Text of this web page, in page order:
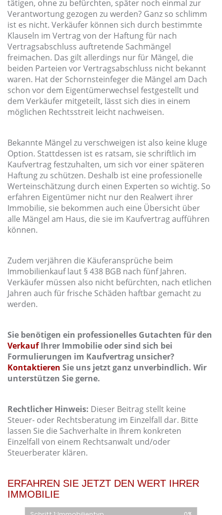
tätigen, ohne zu befürchten, später noch einmal zur
Verantwortung gezogen zu werden? Ganz so schlimm
ist es nicht. Verkäufer können sich durch bestimmte
Klauseln im Vertrag von der Haftung für nach
Vertragsabschluss auftretende Sachmängel
freimachen. Das gilt allerdings nur für Mängel, die
beiden Parteien vor Vertragsabschluss nicht bekannt
waren. Hat der Schornsteinfeger die Mängel am Dach
schon vor dem Eigentümerwechsel festgestellt und
dem Verkäufer mitgeteilt, lässt sich dies in einem
möglichen Rechtsstreit leicht nachweisen.
Bekannte Mängel zu verschweigen ist also keine kluge
Option. Stattdessen ist es ratsam, sie schriftlich im
Kaufvertrag festzuhalten, um sich vor einer späteren
Haftung zu schützen. Deshalb ist eine professionelle
Werteinschätzung durch einen Experten so wichtig. So
erfahren Eigentümer nicht nur den Realwert ihrer
Immobilie, sie bekommen auch eine Übersicht über
alle Mängel am Haus, die sie im Kaufvertrag aufführen
können.
Zudem verjähren die Käuferansprüche beim
Immobilienkauf laut § 438 BGB nach fünf Jahren.
Verkäufer müssen also nicht befürchten, nach etlichen
Jahren auch für frische Schäden haftbar gemacht zu
werden.
Sie benötigen ein professionelles Gutachten für den
VerkaufIhrer Immobilie oder sind sich bei
Formulierungen im Kaufvertrag unsicher?
Kontaktieren Sie uns jetzt ganz unverbindlich. Wir
unterstützen Sie gerne.
Rechtlicher Hinweis: Dieser Beitrag stellt keine
Steuer- oder Rechtsberatung im Einzelfall dar. Bitte
lassen Sie die Sachverhalte in Ihrem konkreten
Einzelfall von einem Rechtsanwalt und/oder
Steuerberater klären.
ERFAHREN SIE JETZT DEN WERT IHRER
IMMOBILIE